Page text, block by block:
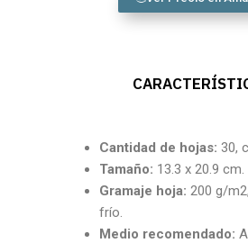
Cantidad de hojas: 30,
Tamaño: 13.3 x 20.9 cm.
Gramaje hoja: 200 g/
frío.
Medio recomendado: